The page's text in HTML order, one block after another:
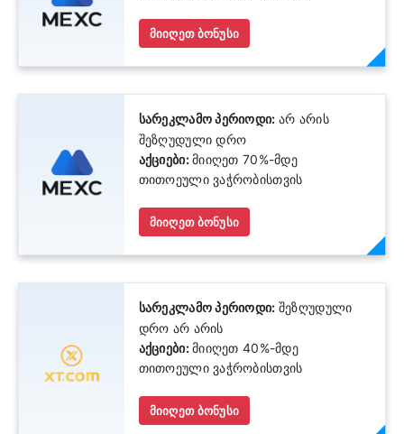
მიიღეთ ბონუსი
სარეკლამო პერიოდი: არ არის
შეზღუდული დრო
აქციები:მიიღეთ 70%-მდე
თითოეული ვაჭრობისთვის
მიიღეთ ბონუსი
სარეკლამო პერიოდი: შეზღუდული
დრო არ არის
აქციები:მიიღეთ 40%-მდე
თითოეული ვაჭრობისთვის
მიიღეთ ბონუსი